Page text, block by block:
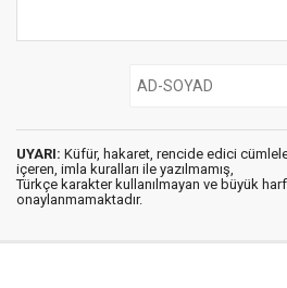
UYARI: Küfür, hakaret, rencide edici
içeren, imla kuralları ile yazılmamış,
Türkçe karakter kullanılmayan ve büyük
onaylanmamaktadır.